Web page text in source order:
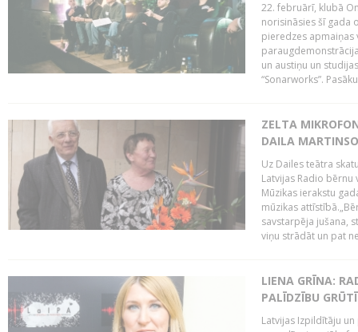
22. februārī, klubā
norisināsies šī gada
pieredzes apmaiņas
un austiņu un
“Sonarworks”.
ZELTA
DAILA
Uz Dailes teātra
Latvijas Radio
Mūzikas ierakstu
mūzikas
savstarpēja jušana,
viņu strādāt un pat
LIENA GRĪNA:
PALĪDZĪBU
Latvijas Izpildītāju